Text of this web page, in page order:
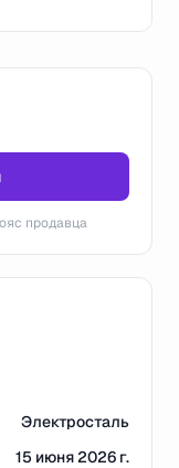
продавца
Электросталь
15 июня 2026 г.